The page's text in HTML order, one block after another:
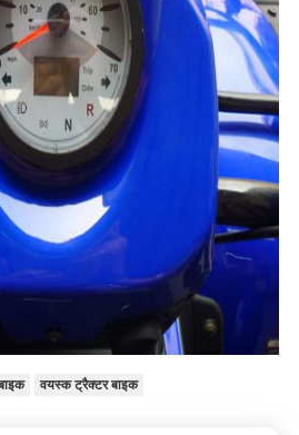
वयस्क ट्रैक्टर बाइक